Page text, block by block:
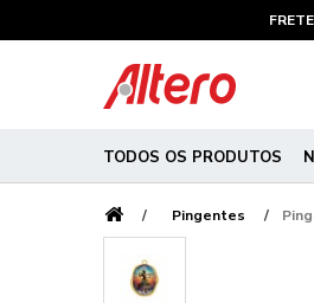
TODOS OS PRODUTOS
Pingentes